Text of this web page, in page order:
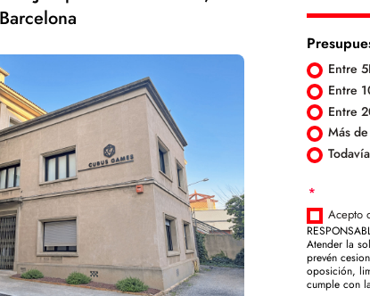
Entre
Entre
Entre
Más
Acepto